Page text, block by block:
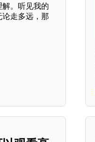
。听见我的
走多远，那